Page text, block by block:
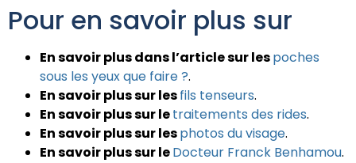
Pour en savoir plus sur
En savoir plus dans l’article sur lespoches
sous les yeux que faire ?.
En savoir plus sur lesfils tenseurs.
En savoir plus sur letraitements des rides.
En savoir plus sur lesphotos du visage.
En savoir plus sur leDocteur Franck Benhamou.